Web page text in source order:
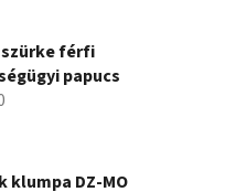
szürke férfi
papucs
klumpa DZ-MO